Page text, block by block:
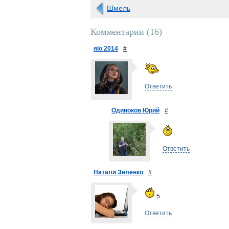
Шмель
Комментарии (16)
яlo 2014 #
Ответить
Одиноков Юрий #
Ответить
Натали Зеленко #
5
Ответить